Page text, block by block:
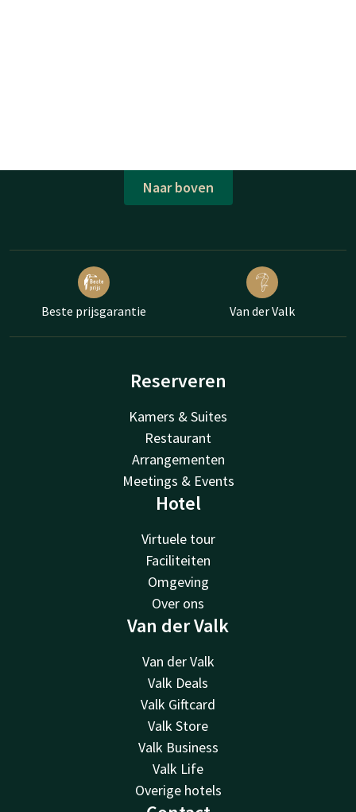
Naar boven
Beste prijsgarantie Van der Valk
Reserveren
Kamers & Suites
Restaurant
Arrangementen
Meetings & Events
Hotel
Virtuele tour
Faciliteiten
Omgeving
Over ons
Van der Valk
Van der Valk
Valk Deals
Valk Giftcard
Valk Store
Valk Business
Valk Life
Overige hotels